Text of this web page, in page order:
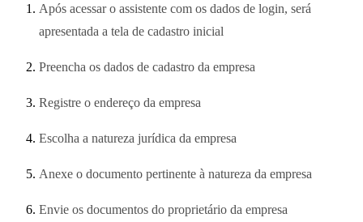
Após acessar o assistente com os dados de login, será
apresentada a tela de cadastro inicial
Preencha os dados de cadastro da empresa
Registre o endereço da empresa
Escolha a natureza jurídica da empresa
Anexe o documento pertinente à natureza da empresa
Envie os documentos do proprietário da empresa